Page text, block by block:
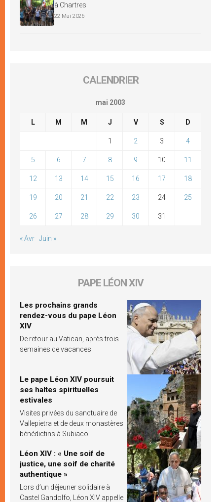
à Chartres
22 Mai 2026
CALENDRIER
mai 2003
L M M J V S D
1 2 3 4
5 6 7 8 9 10 11
12 13 14 15 16 17 18
19 20 21 22 23 24 25
26 27 28 29 30 31
« Avr Juin »
PAPE LÉON XIV
Les prochains grands
rendez-vous du pape Léon
XIV
De retour au Vatican, après trois
semaines de vacances
Le pape Léon XIV poursuit
ses haltes spirituelles
estivales
Visites privées du sanctuaire de
Vallepietra et de deux monastères
bénédictins à Subiaco
Léon XIV : « Une soif de
justice, une soif de charité
authentique »
Lors d’un déjeuner solidaire à
Castel Gandolfo, Léon XIV appelle